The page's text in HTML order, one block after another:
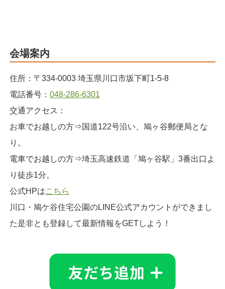
会場案内
住所：〒334-0003 埼玉県川口市坂下町1-5-8
電話番号： 048-286-6301
交通アクセス：
お車でお越しの方⇒国道122号沿い、鳩ヶ谷郵便局とな
り。
電車でお越しの方⇒埼玉高速鉄道「鳩ヶ谷駅」3番出口よ
り徒歩1分。
公式HPはこちら
川口・鳩ケ谷住宅公園のLINE公式アカウントができまし
た是非とも登録して最新情報をGETしよう！